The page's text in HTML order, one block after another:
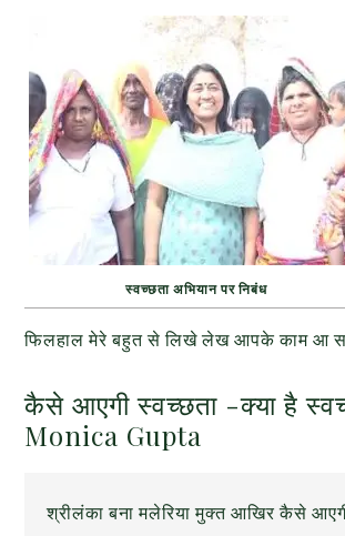
स्वच्छता अभियान पर निबंध
फिलहाल मेरे बहुत से लिखे लेख आपके काम आ
कैसे आएगी स्वच्छता -क्या है
Monica Gupta
श्रीलंका बना मलेरिया मुक्त आखिर कैसे